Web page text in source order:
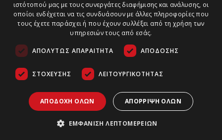
ιστότοπού μας με τους συνεργάτες διαφήμισης και ανάλυσης, οι
οποίοι ενδέχεται να τις συνδυάσουν με άλλες πληροφορίες που
τους έχετε παράσχει ή που έχουν συλλέξει από τη χρήση των
υπηρεσιών τους από εσάς.
ΑΠΟΛΎΤΩΣ ΑΠΑΡΑΊΤΗΤΑ ΑΠΌΔΟΣΗΣ
ΣΤΌΧΕΥΣΗΣ ΛΕΙΤΟΥΡΓΙΚΌΤΗΤΑΣ
ΑΠΟΔΟΧΉ ΌΛΩΝ ΑΠΌΡΡΙΨΗ ΌΛΩΝ
ΕΜΦΆΝΙΣΗ ΛΕΠΤΟΜΕΡΕΙΏΝ